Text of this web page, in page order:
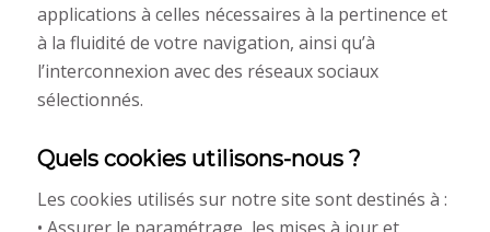
applications à celles nécessaires à la pertinence et
à la fluidité de votre navigation, ainsi qu’à
l’interconnexion avec des réseaux sociaux
sélectionnés.
Quels cookies utilisons-nous ?
Les cookies utilisés sur notre site sont destinés à :